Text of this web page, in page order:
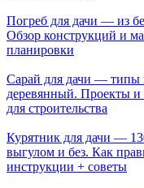
Погреб для дачи — из
Обзор конструкций и
планировки
Сарай для дачи — типы
деревянный. Проекты и
для строительства
Курятник для дачи —
выгулом и без. Как
инструкции + советы